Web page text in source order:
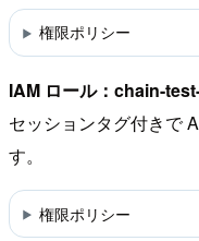
権限ポリシー
IAM ロール：chain-
セッションタグ付きで
す。
権限ポリシー